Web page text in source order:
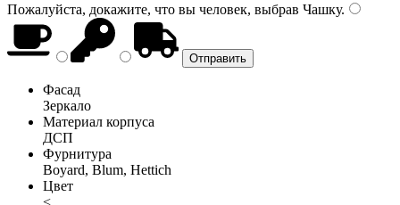
Пожалуйста, докажите, что вы человек, выбрав Чашку.
Фасад
Зеркало
Материал корпуса
ДСП
Фурнитура
Boyard, Blum, Hettich
Цвет
<